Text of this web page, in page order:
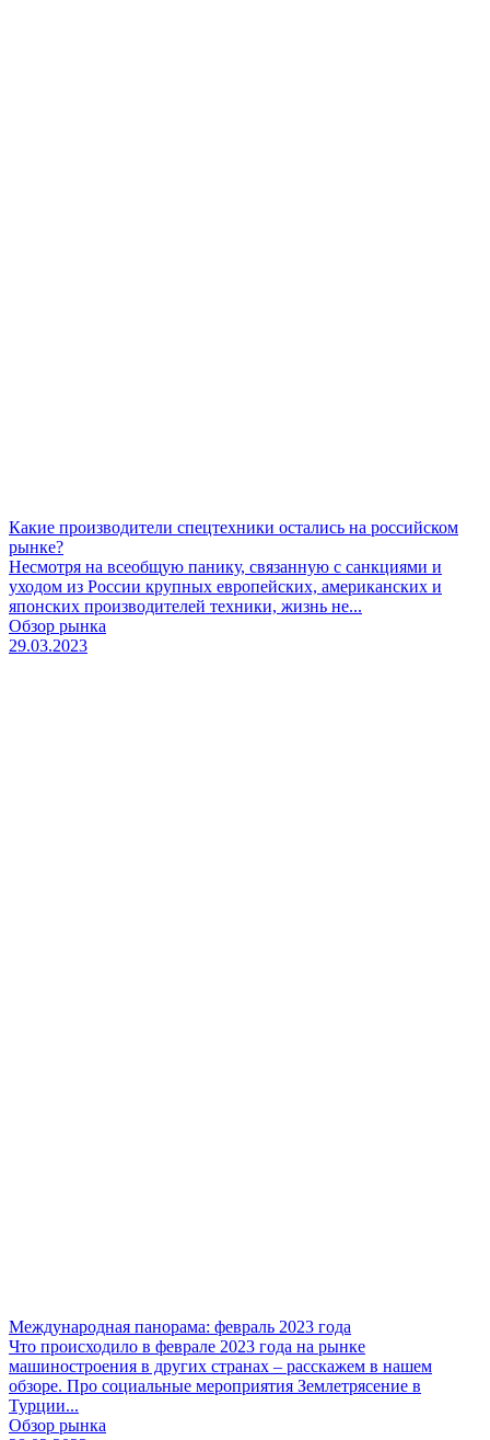
Какие производители спецтехники остались на российском
рынке?
Несмотря на всеобщую панику, связанную с санкциями и
уходом из России крупных европейских, американских и
японских производителей техники, жизнь не...
Обзор рынка
29.03.2023
Международная панорама: февраль 2023 года
Что происходило в феврале 2023 года на рынке
машиностроения в других странах – расскажем в нашем
обзоре. Про социальные мероприятия Землетрясение в
Турции...
Обзор рынка